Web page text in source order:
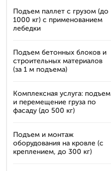
Подъем паллет с грузом (до
1000 кг) с применованием
лебедки
Подъем бетонных блоков и
строительных материалов
(за 1 м подъема)
Комплексная услуга: подъем
и перемещение груза по
фасаду (до 500 кг)
Подъем и монтаж
оборудования на кровле (с
креплением, до 300 кг)